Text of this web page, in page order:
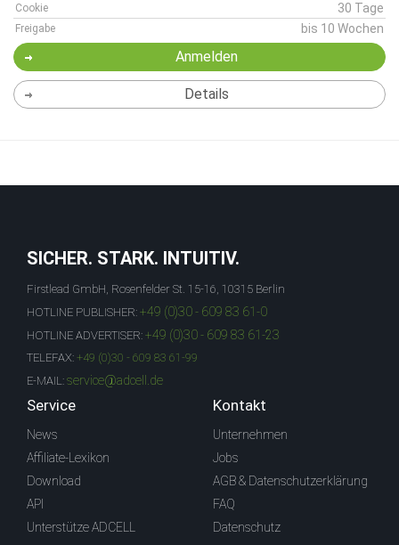
Cookie 30 Tage
Freigabe bis 10 Wochen
Anmelden
Details
SICHER. STARK. INTUITIV.
Firstlead GmbH, Rosenfelder St. 15-16, 10315 Berlin
HOTLINE PUBLISHER: +49 (0)30 - 609 83 61-0
HOTLINE ADVERTISER: +49 (0)30 - 609 83 61-23
TELEFAX: +49 (0)30 - 609 83 61-99
E-MAIL: service@adcell.de
Service
News
Affiliate-Lexikon
Download
API
Unterstütze ADCELL
Kontakt
Unternehmen
Jobs
AGB & Datenschutzerklärung
FAQ
Datenschutz